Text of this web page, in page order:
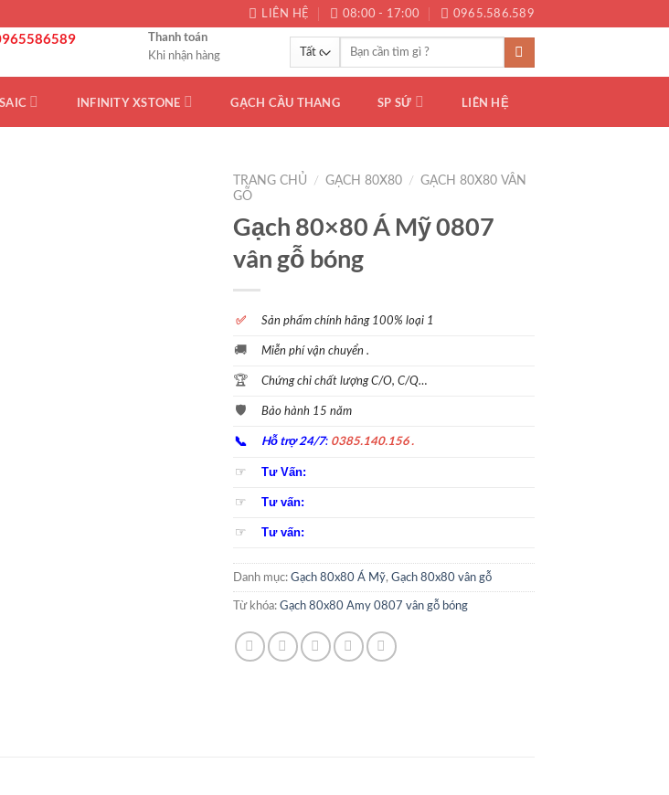
LIÊN HỆ 08:00 - 17:00 0965.586.589
Thanh toán
Khi nhận hàng
Tìm
kiếm:
INFINITY XSTONE GẠCH CẦU THANG SP SỨ LIÊN HỆ
TRANG CHỦ / GẠCH 80X80 / GẠCH 80X80 VÂN
GỖ
Gạch 80×80 Á Mỹ 0807
vân gỗ bóng
✅ Sản phẩm chính hãng 100% loại 1
🚚 Miễn phí vận chuyển .
🏆 Chứng chỉ chất lượng C/O, C/Q…
🛡️ Bảo hành 15 năm
📞 Hỗ trợ 24/7: 0385.140.156 .
☞ Tư Vấn:
☞ Tư vấn:
☞ Tư vấn:
Danh mục: Gạch 80x80 Á Mỹ, Gạch 80x80 vân gỗ
Từ khóa: Gạch 80x80 Amy 0807 vân gỗ bóng